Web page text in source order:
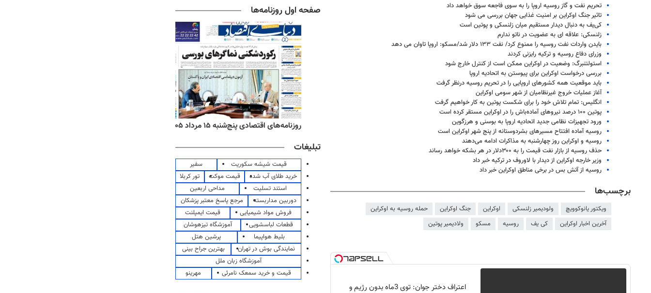
تحریم نفت و گاز روسیه اروپا را به سوی فاجعه سوق خواهد داد
تاثیر جنگ اوکراین بر امنیت غذایی جهان بررسی می شود
کی‌یف به دنبال دیدار مستقیم میان زلنسکی و پوتین است
زلنسکی: علاقه ای به عضویت در ناتو ندارم
بایدن واردات نفت روسیه را ممنوع کرد/ نفت ۱۳۳ دلار شد/مسکو: اروپا تاوان می دهد
وزرای دفاع روسیه و ترکیه رایزنی کردند
استولتنبرگ: وضعیت در اوکراین ممکن است از کنترل خارج شود
بررسی درخواست‌ اوکراین برای پیوستن به اتحادیه اروپا
باید موقعیت همه کشورهای اروپایی را در تحریم روسیه درنظر گرفت
آغاز عملیات خروج غیرنظامیان از شهر سومی اوکراین
انگلیس: تمام تلاش خود را برای شکست پوتین به کار خواهیم گرفت
پوتین ۱۰۰ درصد نیروهای آماده‌باش را در اوکراین مستقر کرده است
ورود تجهیزات نظامی جدید اتحادیه اروپا به بوسنی و هرزگوین
روسیه آماده افتتاح مسیرهای بشردوستانه از پنج شهر اوکراین است
روسیه و اوکراین روز چهارشنبه به مذاکرات ادامه می‌دهند
حذف روسیه از بازار نفت قیمت را به ۳۰۰دلار در هر بشکه خواهد رساند
وزیر خارجه اوکراین از دیدار با لاوروف در ترکیه خبر داد
روسیه از آتش بس در برخی مناطق اوکراین خبر داد
برچسب‌ها
ویکتور یانوکوویچ ولودیمیر زلنسکی اوکراین جنگ اوکراین
حمله روسیه به اوکراین
آخرین اخبار اوکراین
کی یف روسیه مسکو ولادیمیر پوتین
اعتراف دختر جوان: توی 3ماه بدون رژیم و
صفحه اول روزنامه‌ها
روزنامه‌های صبح پنج‌شنبه ۱۵ مرداد ۱۴۰۵ روزنامه‌های اقتصادی پنج‌شنبه ۱۵ مرداد ۱۴۰۵
تبلیغات
قیمت شیشه سکوریت
سفیر
خرید طلای آب شده
قیمت موکت
تور کربلا
استند تسلیت
مداحی اربعین
دوربین مداربسته
مرجع پاسخ معتبر پزشکان
فروش مواد شیمیایی
قیمت ایمپلنت
قطعات لباسشویی
آموزشگاه تیزهوشان
بلیط هواپیما
پرشین هتل
نمایندگی بوش در تهران
بهترین جراح بینی
آموزشگاه زبان ملل
قیمت و خرید سمعک نامرئی
مهرینو